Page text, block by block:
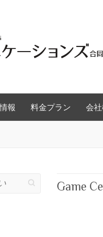
報 料金プラン 会
Game